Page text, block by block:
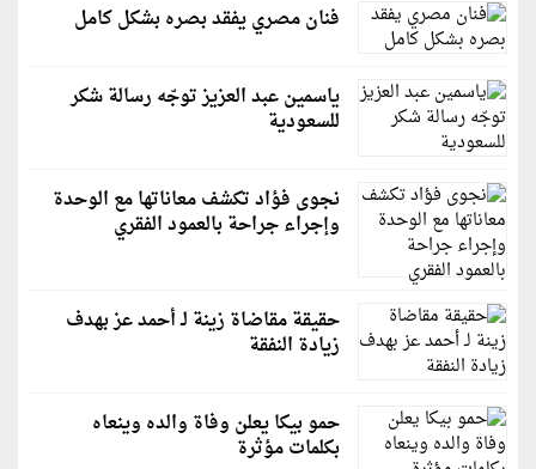
فنان مصري يفقد بصره بشكل كامل
ياسمين عبد العزيز توجّه رسالة شكر
للسعودية
نجوى فؤاد تكشف معاناتها مع الوحدة
وإجراء جراحة بالعمود الفقري
حقيقة مقاضاة زينة لـ أحمد عز بهدف
زيادة النفقة
حمو بيكا يعلن وفاة والده وينعاه
بكلمات مؤثرة